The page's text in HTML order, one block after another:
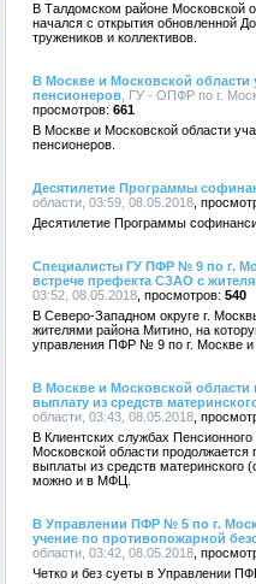
В Талдомском районе Московской
начался с открытия обновленной
тружеников и коллективов.
В Москве и Московской области
пенсионеров , ГУ - ОПФР по г.
661
В Москве и Московской области
пенсионеров.
Десятилетие Программы
области, 03:59, 08.05.2018
Десятилетие Программы
Специалисты ГУ ПФР № 9 по г.
встрече префекта СЗАО с
03:52, 08.05.2018
540
В Северо-Западном округе г.
жителями района Митино, на
управления ПФР № 9 по г. Москве
В Москве и Московской области
выплату из средств
области, 03:43, 08.05.2018
В Клиентских службах
Московской области
выплаты из средств материнского
можно и в МФЦ.
В Управлении ПФР № 5 по г.
учение по противопожарной
области, 03:42, 08.05.2018
Четко и без суеты в Управлении